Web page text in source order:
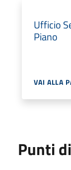
Ufficio
Piano
VAI ALLA
Punti